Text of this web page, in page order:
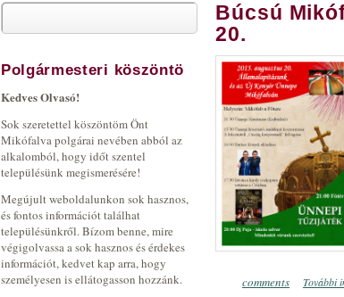
Keresés
Polgármesteri köszöntö
Kedves Olvasó!
Sok szeretettel köszöntöm Önt
Mikófalva polgárai nevében abból az
alkalomból, hogy időt szentel
településünk megismerésére!
Megújult weboldalunkon sok hasznos,
és fontos információt találhat
településünkről. Bízom benne, mire
végigolvassa a sok hasznos és érdekes
információt, kedvet kap arra, hogy
személyesen is ellátogasson hozzánk.
Búcsú
20.
comments További